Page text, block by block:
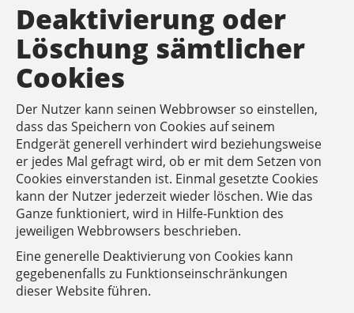
Deaktivierung oder
Löschung sämtlicher
Cookies
Der Nutzer kann seinen Webbrowser so einstellen,
dass das Speichern von Cookies auf seinem
Endgerät generell verhindert wird beziehungsweise
er jedes Mal gefragt wird, ob er mit dem Setzen von
Cookies einverstanden ist. Einmal gesetzte Cookies
kann der Nutzer jederzeit wieder löschen. Wie das
Ganze funktioniert, wird in Hilfe-Funktion des
jeweiligen Webbrowsers beschrieben.
Eine generelle Deaktivierung von Cookies kann
gegebenenfalls zu Funktionseinschränkungen
dieser Website führen.